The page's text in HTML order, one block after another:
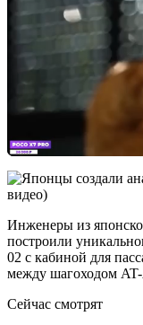
Инженеры из
построили
02 с кабиной для
между шагоходом
Сейчас смотрят